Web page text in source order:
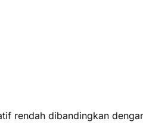
rendah dibandingkan